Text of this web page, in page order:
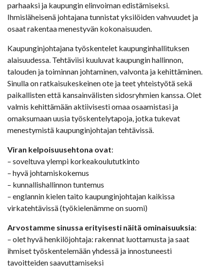
parhaaksi ja kaupungin elinvoiman edistämiseksi.
Ihmisläheisenä johtajana tunnistat yksilöiden vahvuudet ja
osaat rakentaa menestyvän kokonaisuuden.
Kaupunginjohtajana työskentelet kaupunginhallituksen
alaisuudessa. Tehtäviisi kuuluvat kaupungin hallinnon,
talouden ja toiminnan johtaminen, valvonta ja kehittäminen.
Sinulla on ratkaisukeskeinen ote ja teet yhteistyötä sekä
paikallisten että kansainvälisten sidosryhmien kanssa. Olet
valmis kehittämään aktiivisesti omaa osaamistasi ja
omaksumaan uusia työskentelytapoja, jotka tukevat
menestymistä kaupunginjohtajan tehtävissä.
Viran kelpoisuusehtona ovat:
– soveltuva ylempi korkeakoulututkinto
– hyvä johtamiskokemus
– kunnallishallinnon tuntemus
– englannin kielen taito kaupunginjohtajan kaikissa
virkatehtävissä (työkielenämme on suomi)
Arvostamme sinussa erityisesti näitä ominaisuuksia:
– olet hyvä henkilöjohtaja: rakennat luottamusta ja saat
ihmiset työskentelemään yhdessä ja innostuneesti
tavoitteiden saavuttamiseksi